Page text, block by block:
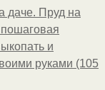
даче. Пруд на
и
руками (105